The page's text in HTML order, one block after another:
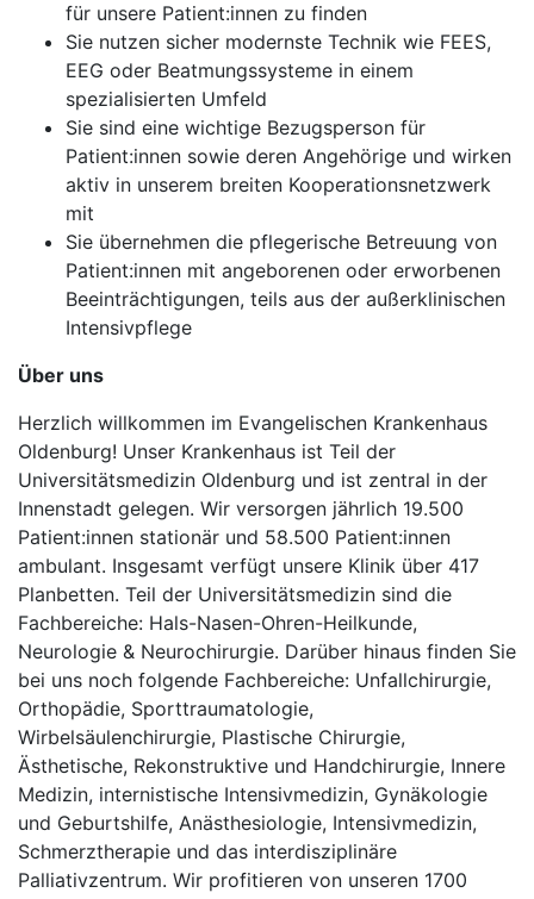
für unsere Patient:innen zu finden
Sie nutzen sicher modernste Technik wie FEES,
EEG oder Beatmungssysteme in einem
spezialisierten Umfeld
Sie sind eine wichtige Bezugsperson für
Patient:innen sowie deren Angehörige und wirken
aktiv in unserem breiten Kooperationsnetzwerk
mit
Sie übernehmen die pflegerische Betreuung von
Patient:innen mit angeborenen oder erworbenen
Beeinträchtigungen, teils aus der außerklinischen
Intensivpflege
Über uns
Herzlich willkommen im Evangelischen Krankenhaus
Oldenburg! Unser Krankenhaus ist Teil der
Universitätsmedizin Oldenburg und ist zentral in der
Innenstadt gelegen. Wir versorgen jährlich 19.500
Patient:innen stationär und 58.500 Patient:innen
ambulant. Insgesamt verfügt unsere Klinik über 417
Planbetten. Teil der Universitätsmedizin sind die
Fachbereiche: Hals-Nasen-Ohren-Heilkunde,
Neurologie & Neurochirurgie. Darüber hinaus finden Sie
bei uns noch folgende Fachbereiche: Unfallchirurgie,
Orthopädie, Sporttraumatologie,
Wirbelsäulenchirurgie, Plastische Chirurgie,
Ästhetische, Rekonstruktive und Handchirurgie, Innere
Medizin, internistische Intensivmedizin, Gynäkologie
und Geburtshilfe, Anästhesiologie, Intensivmedizin,
Schmerztherapie und das interdisziplinäre
Palliativzentrum. Wir profitieren von unseren 1700